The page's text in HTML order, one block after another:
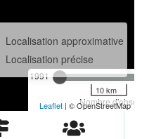
1991
Nombre
Localisation approximative
Localisation précise
10 km
Leaflet | © OpenStreetMap